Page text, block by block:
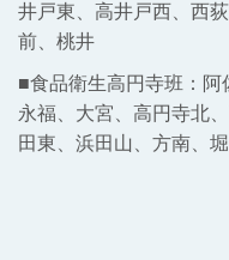
井戸東、高井戸西、西
前、桃井
■食品衛生高円寺班：阿
永福、大宮、高円寺北
田東、浜田山、方南、